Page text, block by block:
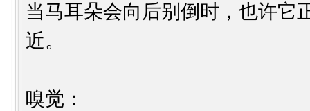
当马耳朵会向后别倒时，也许它
近。
嗅觉：